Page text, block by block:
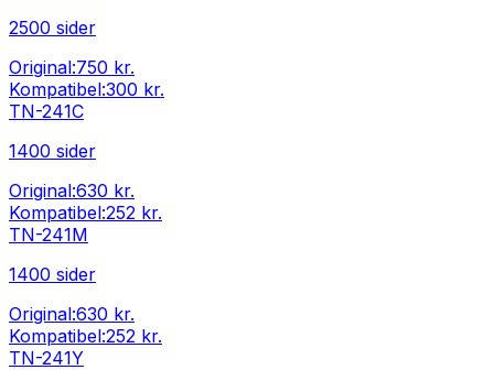
2500 sider
Original:750 kr.
Kompatibel:300 kr.
TN-241C
1400 sider
Original:630 kr.
Kompatibel:252 kr.
TN-241M
1400 sider
Original:630 kr.
Kompatibel:252 kr.
TN-241Y